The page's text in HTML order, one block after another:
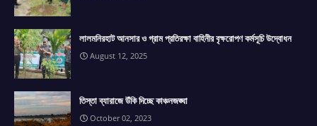
লালমনিরহাট আনসার ও গ্রাম প্রতিরক্ষা বাহিনীর বৃক্ষরোপণ কর্মসূচি উদ্বোধন
August 12, 2025
তিস্তা ব্যারাজে উঁকি দিচ্ছে কাঞ্চনজঙ্ঘা
October 02, 2023